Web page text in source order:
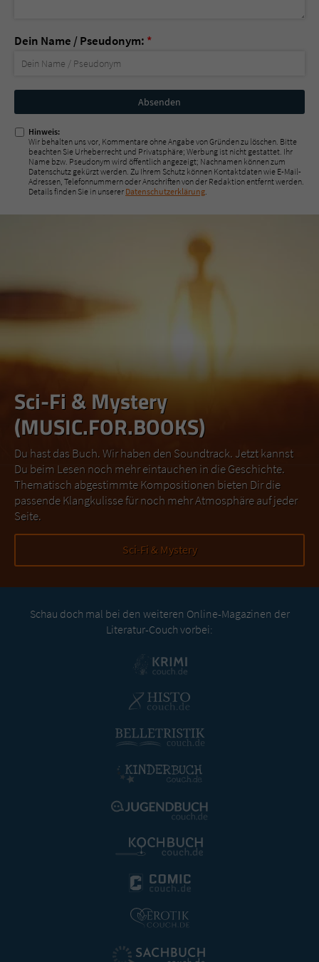
Dein Name / Pseudonym: *
Nicht
ausfüllen!
Hinweis:
Wir behalten uns vor, Kommentare ohne Angabe von Gründen zu löschen. Bitte
beachten Sie Urheberrecht und Privatsphäre; Werbung ist nicht gestattet. Ihr
Name bzw. Pseudonym wird öffentlich angezeigt; Nachnamen können zum
Datenschutz gekürzt werden. Zu Ihrem Schutz können Kontaktdaten wie E-Mail-
Adressen, Telefonnummern oder Anschriften von der Redaktion entfernt werden.
Details finden Sie in unserer Datenschutzerklärung.
Sci-Fi & Mystery
(MUSIC.FOR.BOOKS)
Du hast das Buch. Wir haben den Soundtrack. Jetzt kannst
Du beim Lesen noch mehr eintauchen in die Geschichte.
Thematisch abgestimmte Kompositionen bieten Dir die
passende Klangkulisse für noch mehr Atmosphäre auf jeder
Seite.
Sci-Fi & Mystery
Schau doch mal bei den weiteren Online-Magazinen der
Literatur-Couch vorbei: